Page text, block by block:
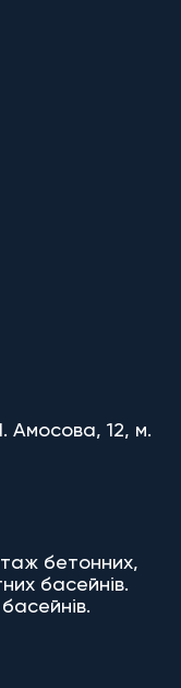
Амосова, 12, м.
бетонних,
басейнів.